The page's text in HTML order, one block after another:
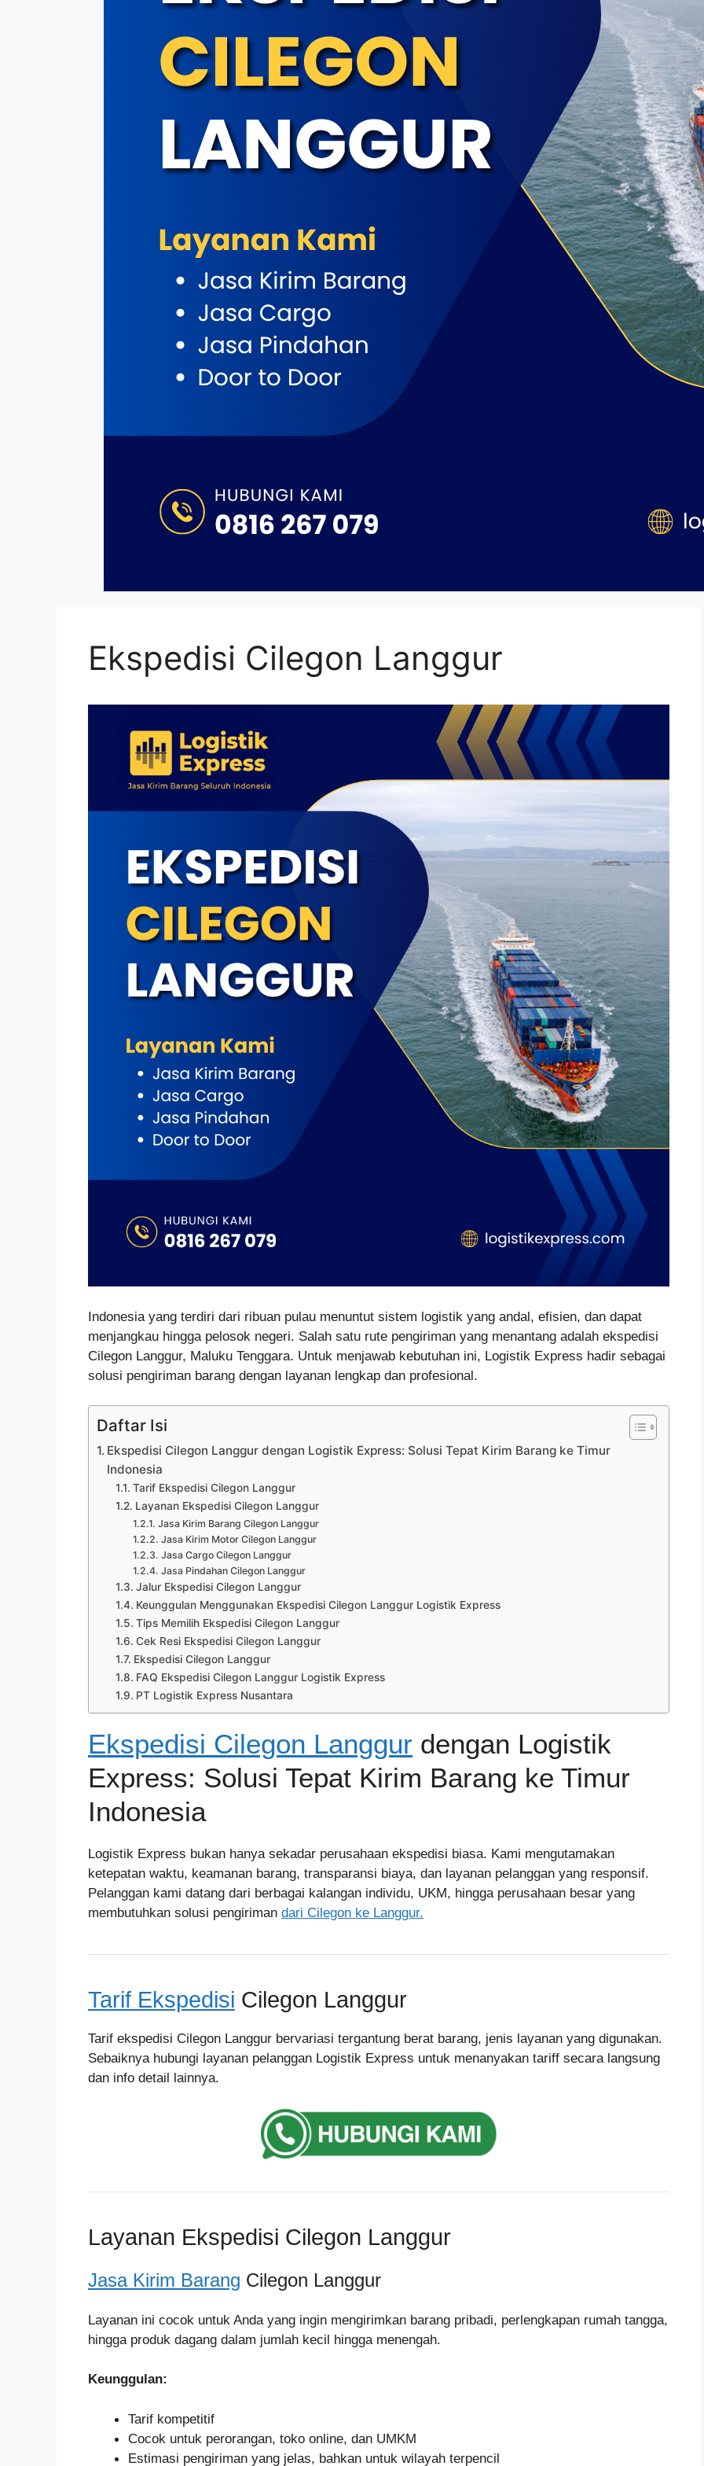
Ekspedisi Cilegon Langgur
Indonesia yang terdiri dari ribuan pulau menuntut sistem logistik yang andal, efisien, dan dapat
menjangkau hingga pelosok negeri. Salah satu rute pengiriman yang menantang adalah ekspedisi
Cilegon Langgur, Maluku Tenggara. Untuk menjawab kebutuhan ini, Logistik Express hadir sebagai
solusi pengiriman barang dengan layanan lengkap dan profesional.
Daftar Isi
Ekspedisi Cilegon Langgur dengan Logistik Express: Solusi Tepat Kirim Barang ke Timur
Indonesia
Tarif Ekspedisi Cilegon Langgur
Layanan Ekspedisi Cilegon Langgur
Jasa Kirim Barang Cilegon Langgur
Jasa Kirim Motor Cilegon Langgur
Jasa Cargo Cilegon Langgur
Jasa Pindahan Cilegon Langgur
Jalur Ekspedisi Cilegon Langgur
Keunggulan Menggunakan Ekspedisi Cilegon Langgur Logistik Express
Tips Memilih Ekspedisi Cilegon Langgur
Cek Resi Ekspedisi Cilegon Langgur
Ekspedisi Cilegon Langgur
FAQ Ekspedisi Cilegon Langgur Logistik Express
PT Logistik Express Nusantara
Ekspedisi Cilegon Langgur dengan Logistik
Express: Solusi Tepat Kirim Barang ke Timur
Indonesia
Logistik Express bukan hanya sekadar perusahaan ekspedisi biasa. Kami mengutamakan
ketepatan waktu, keamanan barang, transparansi biaya, dan layanan pelanggan yang responsif.
Pelanggan kami datang dari berbagai kalangan individu, UKM, hingga perusahaan besar yang
membutuhkan solusi pengiriman dari Cilegon ke Langgur.
Tarif Ekspedisi Cilegon Langgur
Tarif ekspedisi Cilegon Langgur bervariasi tergantung berat barang, jenis layanan yang digunakan.
Sebaiknya hubungi layanan pelanggan Logistik Express untuk menanyakan tariff secara langsung
dan info detail lainnya.
Layanan Ekspedisi Cilegon Langgur
Jasa Kirim Barang Cilegon Langgur
Layanan ini cocok untuk Anda yang ingin mengirimkan barang pribadi, perlengkapan rumah tangga,
hingga produk dagang dalam jumlah kecil hingga menengah.
Keunggulan:
Tarif kompetitif
Cocok untuk perorangan, toko online, dan UMKM
Estimasi pengiriman yang jelas, bahkan untuk wilayah terpencil